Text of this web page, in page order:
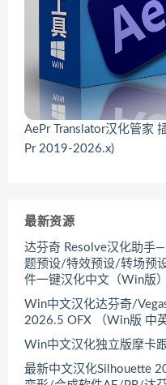
AePr Translator汉化管家
Pr 2019-2026.x)
最新资源
达芬奇 Resolve汉化助手
题预设/特效预设/转场预
件一键汉化中文（Win版）
Win中文汉化达芬奇/
2026.5 OFX （Win版 中
Win中文汉化独立版摩卡
最新中文汉化Silhouette